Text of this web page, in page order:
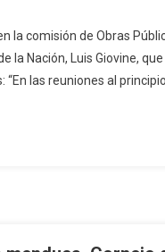
la comisión de Obras
la Nación, Luis Giovine,
las reuniones al